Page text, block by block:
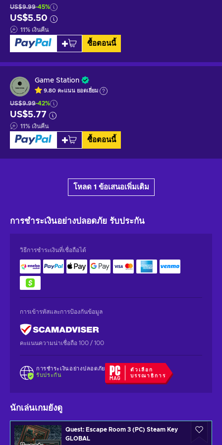
US$9.99-45%
US$5.50
11% เงินคืน
ซื้อตอนนี้
Game Station
9.80 คะแนน ยอดเยี่ยม
US$9.99-42%
US$5.77
11% เงินคืน
ซื้อตอนนี้
โหลด 1 ข้อเสนอเพิ่มเติม
การชำระเงินอย่างปลอดภัย รับประกัน
วิธีการชำระเงินที่เชื่อถือได้
การเข้ารหัสและการป้องกันข้อมูล
คะแนนความน่าเชื่อถือ 100 / 100
การชำระเงินอย่างปลอดภัย
รับประกัน
ตัวเลือก
บรรณาธิการ
นักเล่นเกมยังดู
Quest: Escape Room 3 (PC) Steam Key
GLOBAL